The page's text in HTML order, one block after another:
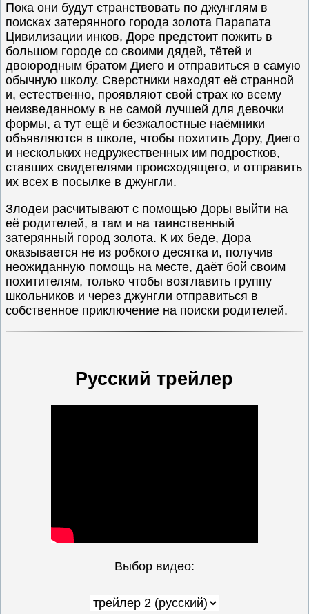
Пока они будут странствовать по джунглям в
поисках затерянного города золота Парапата
Цивилизации инков, Доре предстоит пожить в
большом городе со своими дядей, тётей и
двоюродным братом Диего и отправиться в самую
обычную школу. Сверстники находят её странной
и, естественно, проявляют свой страх ко всему
неизведанному в не самой лучшей для девочки
формы, а тут ещё и безжалостные наёмники
объявляются в школе, чтобы похитить Дору, Диего
и нескольких недружественных им подростков,
ставших свидетелями происходящего, и отправить
их всех в посылке в джунгли.
Злодеи расчитывают с помощью Доры выйти на
её родителей, а там и на таинственный
затерянный город золота. К их беде, Дора
оказывается не из робкого десятка и, получив
неожиданную помощь на месте, даёт бой своим
похитителям, только чтобы возглавить группу
школьников и через джунгли отправиться в
собственное приключение на поиски родителей.
Русский трейлер
Выбор видео: